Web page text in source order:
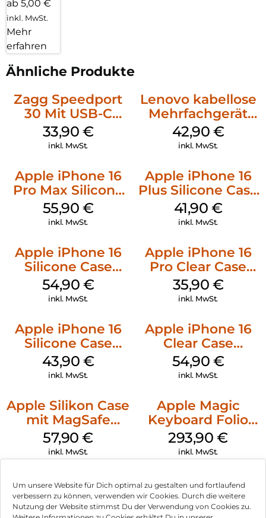
Um unsere Website für Dich optimal zu gestalten und fortlaufend
verbessern zu können, verwenden wir Cookies. Durch die weitere
Nutzung der Website stimmst Du der Verwendung von Cookies zu.
ab 5,00 €
inkl. MwSt.
Mehr
erfahren
Ähnliche Produkte
Zagg Speedport
30 Mit USB-C
Kabel Weiß
33,90 €
inkl. MwSt.
Lenovo kabellose
Mehrfachgerät
Luna Grey
42,90 €
inkl. MwSt.
Apple iPhone 16
Pro Max Silicone
Case MagSafe
Stone Gray
55,90 €
inkl. MwSt.
Apple iPhone 16
Plus Silicone Case
MagSafe Stone
Gray
41,90 €
inkl. MwSt.
Apple iPhone 16
Silicone Case
MagSafe Lake
Green
54,90 €
inkl. MwSt.
Apple iPhone 16
Pro Clear Case
MagSafe
Transparent
35,90 €
inkl. MwSt.
Apple iPhone 16
Silicone Case
MagSafe Plum
43,90 €
inkl. MwSt.
Apple iPhone 16
Clear Case
MagSafe
Transparent
54,90 €
inkl. MwSt.
Apple Silikon Case
mit MagSafe
iPhone 14 Pro
(PRODUCT)RED
57,90€
inkl. MwSt.
Apple Magic
Keyboard Folio
iPad 10.9″ (10.Gen.)
Weiß
293,90€
inkl. MwSt.